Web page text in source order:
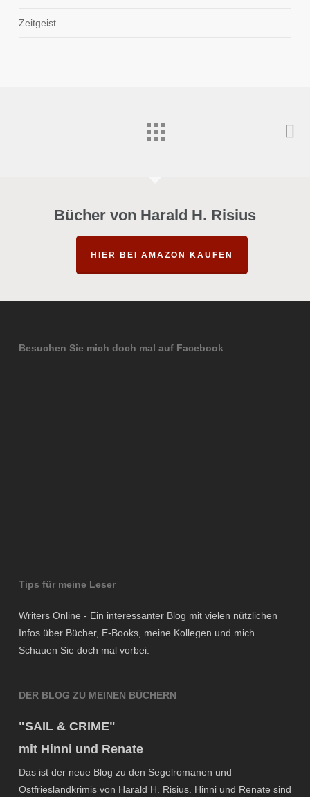
Zeitgeist
Bücher von Harald H. Risius
HIER BEI AMAZON KAUFEN
Besuchen Sie mich doch mal auf Facebook
Tips für meine Leser
Writers Online - Ein interessanter Blog mit vielen nützlichen
Infos über Bücher, E-Books, meine Kollegen und mich.
Schauen Sie doch mal vorbei.
DER BLOG ZU MEINEN BÜCHERN
"SAIL & CRIME"
mit Hinni und Renate
Das ist der neue Blog zu den Segelromanen und
Ostfrieslandkrimis von Harald H. Risius. Hinni und Renate sind